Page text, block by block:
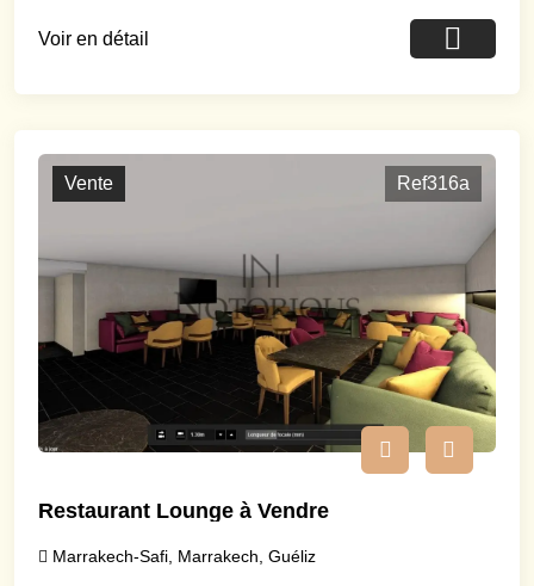
Voir en détail
Vente Ref316a
Restaurant Lounge à Vendre
Marrakech-Safi, Marrakech, Guéliz